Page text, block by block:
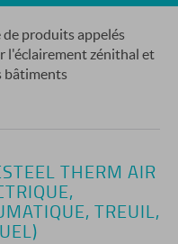
de produits appelés
l'éclairement zénithal et
bâtiments
THERM AIR
TREUIL,